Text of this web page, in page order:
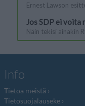
Info
Tietoa meistä
Tietosuojalauseke